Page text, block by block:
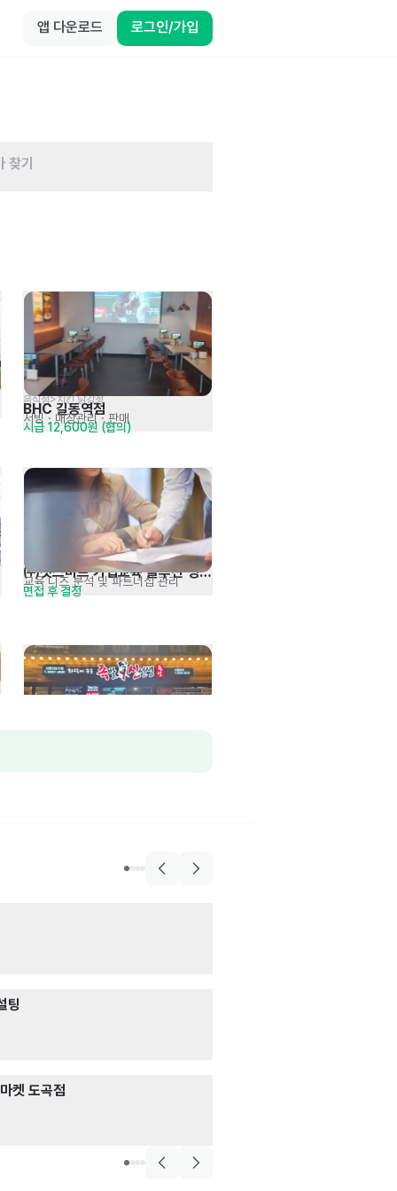
앱 다운로드 로그인/가입
찾기
음식점>치킨,닭강정
BHC 길동역점
서빙· 매장관리 · 판매
시급 12,600원 (협의)
㈜겟스마트 기업교육 솔루션 영업
전문가 채용 공고
교육 니즈 분석 및 파트너십 관리
면접 후 결정
재무회계 담당자 채용
SAP FI 결산, 별도재무제표 작성
팅
켓 도곡점